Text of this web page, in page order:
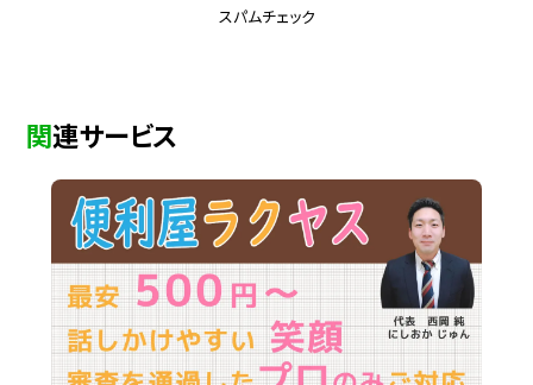
スパムチェック
関連サービス